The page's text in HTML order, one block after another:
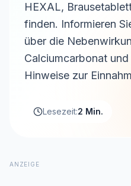
HEXAL,
finden. Informieren
über die
Calciumcarbonat
Hinweise zur
Lesezeit:2 Min.
ANZEIGE